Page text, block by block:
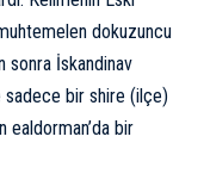
dokuzuncu
sonra İskandinav
sadece bir shire (ilçe)
ealdorman’da bir